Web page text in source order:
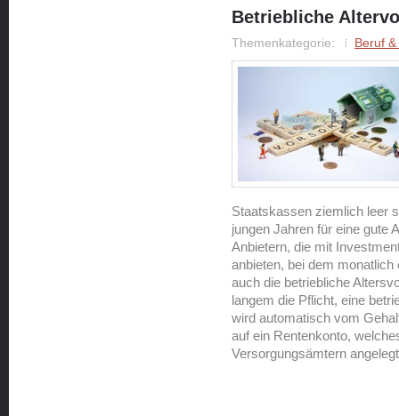
Betriebliche
Themenkategorie: Beruf
Staatskassen ziemlich leer
jungen Jahren für eine gute
Anbietern, die mit
anbieten, bei dem
auch die betriebliche
langem die Pflicht, eine
wird automatisch vom
auf ein Rentenkonto,
Versorgungsämtern